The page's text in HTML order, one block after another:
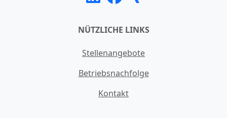
NÜTZLICHE LINKS
Stellenangebote
Betriebsnachfolge
Kontakt